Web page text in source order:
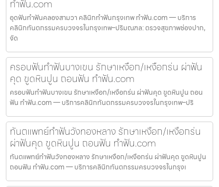
ทำฟัน.com
อุดฟันทำฟันคลองสามวา คลินิกทำฟันกรุงเทพ ทำฟัน.com — บริการ
คลินิกทันตกรรมครบวงจรในกรุงเทพ–ปริมณฑล: ตรวจสุขภาพช่องปาก,
จัด
ครอบฟันทำฟันบางเขน รักษาเหงือก/เหงือกร่น ผ่าฟัน
คุด ขูดหินปูน ถอนฟัน ทำฟัน.com
ครอบฟันทำฟันบางเขน รักษาเหงือก/เหงือกร่น ผ่าฟันคุด ขูดหินปูน ถอน
ฟัน ทำฟัน.com — บริการคลินิกทันตกรรมครบวงจรในกรุงเทพ–ปริ
ทันตแพทย์ทำฟันวังทองหลาง รักษาเหงือก/เหงือกร่น
ผ่าฟันคุด ขูดหินปูน ถอนฟัน ทำฟัน.com
ทันตแพทย์ทำฟันวังทองหลาง รักษาเหงือก/เหงือกร่น ผ่าฟันคุด ขูดหินปูน
ถอนฟัน ทำฟัน.com — บริการคลินิกทันตกรรมครบวงจรในกรุงเ